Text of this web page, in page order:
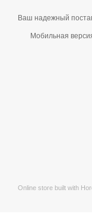
Ваш надежный
Мобильная
Online store built with